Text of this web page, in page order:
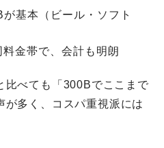
基本（ビール・ソフト
金帯で、会計も明朗
比べても「300Bでここまで
が多く、コスパ重視派には